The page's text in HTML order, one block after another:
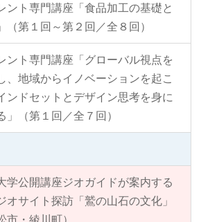
ント専門講座「食品加工の基礎と
（第１回～第２回／全８回）
ント専門講座「グローバル視点を
、地域からイノベーションを起こ
ンドセットとデザイン思考を身に
」（第１回／全７回）
学公開講座ジオガイドが案内する
オサイト探訪「鷲の山石の文化」
市・綾川町）